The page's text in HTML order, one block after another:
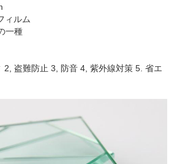
ィルム
一種
2, 盗難防止 3, 防音 4, 紫外線対策 5. 省エ